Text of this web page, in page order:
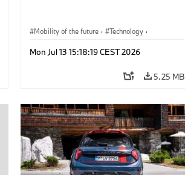
Mobility of the future · Technology ·
Mon Jul 13 15:18:19 CEST 2026
5.25 MB